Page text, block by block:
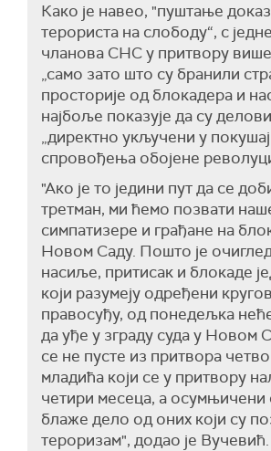
Како је навео, "пуштање
терориста на слободу“, с
чланова СНС у притвору
„само зато што су бранили
просторије од блокадера и
најбоље показује да су
„директно укључени у покушај
спровођења обојене
"Ако је то једини пут да се
третман, ми ћемо позвати
симпатизере и грађане на
Новом Саду. Пошто је
насиље, притисак и блокаде
који разумеју одређени
правосуђу, од понедељка
да уђе у зграду суда у Новом
се не пусте из притвора
младића који се у притвору
четири месеца, а осумњичени
блаже дело од оних који су
тероризам", додао је Вучевић.